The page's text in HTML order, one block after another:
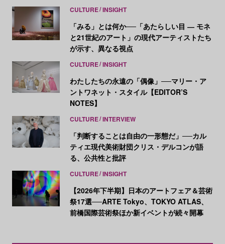
CULTURE INSIGHT
「みる」とは何か──「あたらしい目 ― モネ
と21世紀のアート」の現代アーティストたち
が示す、異なる視点
CULTURE INSIGHT
わたしたちの永遠の「偶像」──マリー・ア
ントワネット・スタイル【EDITOR’S
NOTES】
CULTURE INTERVIEW
「判断することは自由の一形態だ」──カル
ティエ現代美術財団クリス・デルコンが語
る、公共性と批評
CULTURE INSIGHT
【2026年下半期】日本のアートフェア＆芸術
祭17選──ARTE Tokyo、TOKYO ATLAS、
前橋国際芸術祭ほか新イベントが続々開幕